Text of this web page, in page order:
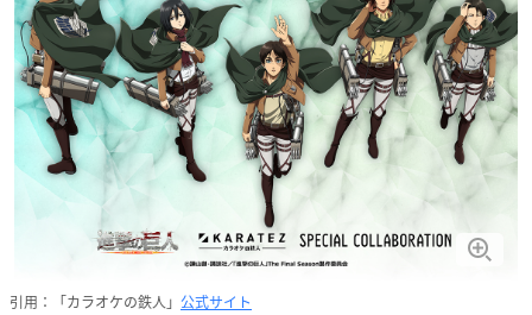
引用：「カラオケの鉄人」 公式サイト